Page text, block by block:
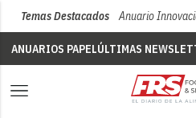
Temas Destacados Anuario
ANUARIOS PAPELÚLTIMAS